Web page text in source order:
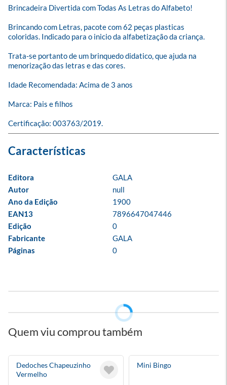
Brincadeira Divertida com Todas As Letras do Alfabeto!
Brincando com Letras, pacote com 62 peças plasticas
coloridas. Indicado para o inicio da alfabetização da criança.
Trata-se portanto de um brinquedo didatico, que ajuda na
menorização das letras e das cores.
Idade Recomendada: Acima de 3 anos
Marca: Pais e filhos
Certificação: 003763/2019.
Editora
GALA
Autor
null
Ano da Edição
1900
EAN13
7896647047446
Edição
0
Fabricante
GALA
Páginas
0
Quem viu comprou também
Dedoches Chapeuzinho
Vermelho
Mini Bingo